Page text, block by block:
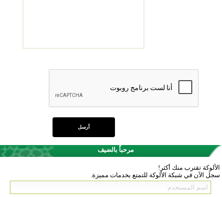
مرحباً بالضيف
الألوكة تقترب منك أكثر!
سجل الآن في شبكة الألوكة للتمتع بخدمات مميزة.